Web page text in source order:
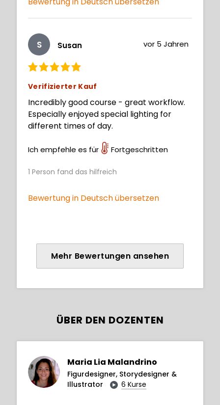
S Susan vor 5 Jahren
Verifizierter Kauf
Incredibly good course - great workflow.
Especially enjoyed special lighting for
different times of day.
Ich empfehle es für Fortgeschritten
1 Person fand das hilfreich
Bewertung in Deutsch übersetzen
Mehr Bewertungen ansehen
ÜBER DEN DOZENTEN
Maria Lia Malandrino
Figurdesigner, Storydesigner &
Illustrator
6 Kurse